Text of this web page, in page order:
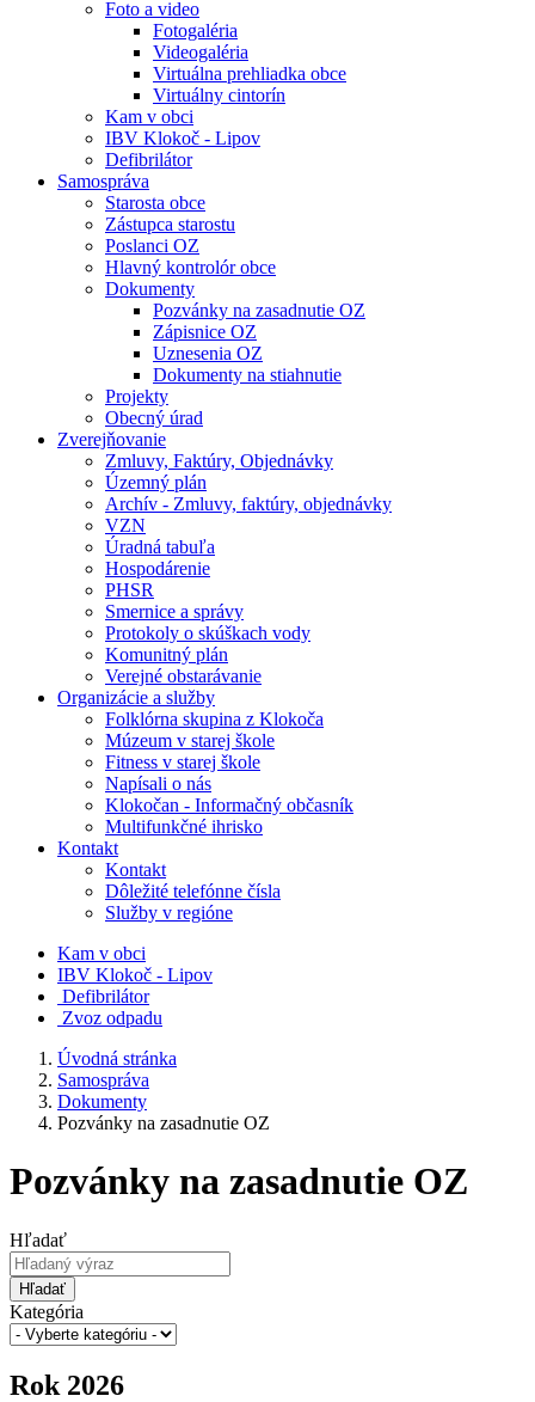
Foto a video
Fotogaléria
Videogaléria
Virtuálna prehliadka obce
Virtuálny cintorín
Kam v obci
IBV Klokoč - Lipov
Defibrilátor
Samospráva
Starosta obce
Zástupca starostu
Poslanci OZ
Hlavný kontrolór obce
Dokumenty
Pozvánky na zasadnutie OZ
Zápisnice OZ
Uznesenia OZ
Dokumenty na stiahnutie
Projekty
Obecný úrad
Zverejňovanie
Zmluvy, Faktúry, Objednávky
Územný plán
Archív - Zmluvy, faktúry, objednávky
VZN
Úradná tabuľa
Hospodárenie
PHSR
Smernice a správy
Protokoly o skúškach vody
Komunitný plán
Verejné obstarávanie
Organizácie a služby
Folklórna skupina z Klokoča
Múzeum v starej škole
Fitness v starej škole
Napísali o nás
Klokočan - Informačný občasník
Multifunkčné ihrisko
Kontakt
Kontakt
Dôležité telefónne čísla
Služby v regióne
Kam v obci
IBV Klokoč - Lipov
Defibrilátor
Zvoz odpadu
Úvodná stránka
Samospráva
Dokumenty
Pozvánky na zasadnutie OZ
Pozvánky na zasadnutie OZ
Hľadať
Hľadať
Kategória
Rok 2026